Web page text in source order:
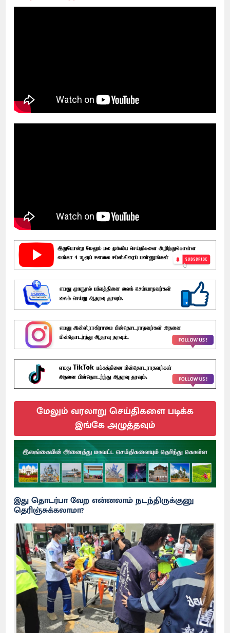
மேலும் வரலாறு செய்திகளை படிக்க
இங்கே அழுத்தவும்
இது தொடர்பா வேற என்னலாம் நடந்திருக்குனு
தெரிஞ்சுக்கலாமா?